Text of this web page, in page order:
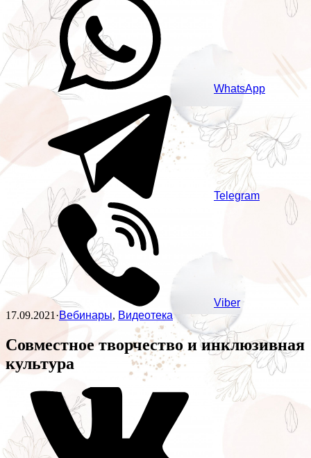
WhatsApp
Telegram
Viber
17.09.2021·Вебинары, Видеотека
Совместное творчество и инклюзивная
культура